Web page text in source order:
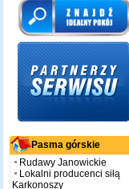
Pasma górskie
Rudawy Janowickie
Lokalni producenci siłą
Karkonoszy